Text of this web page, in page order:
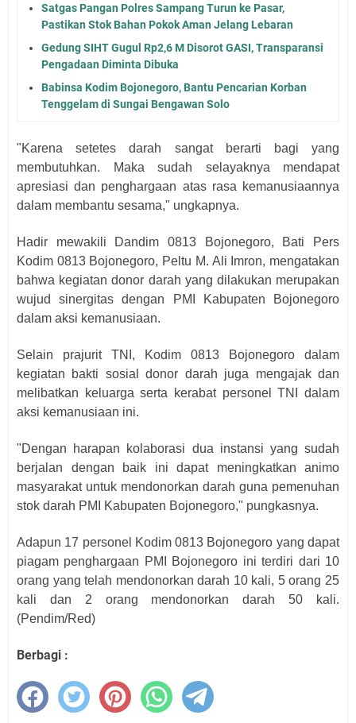
Satgas Pangan Polres Sampang Turun ke Pasar,
Pastikan Stok Bahan Pokok Aman Jelang Lebaran
Gedung SIHT Gugul Rp2,6 M Disorot GASI, Transparansi
Pengadaan Diminta Dibuka
Babinsa Kodim Bojonegoro, Bantu Pencarian Korban
Tenggelam di Sungai Bengawan Solo
"Karena setetes darah sangat berarti bagi yang
membutuhkan. Maka sudah selayaknya mendapat
apresiasi dan penghargaan atas rasa kemanusiaannya
dalam membantu sesama," ungkapnya.
Hadir mewakili Dandim 0813 Bojonegoro, Bati Pers
Kodim 0813 Bojonegoro, Peltu M. Ali Imron, mengatakan
bahwa kegiatan donor darah yang dilakukan merupakan
wujud sinergitas dengan PMI Kabupaten Bojonegoro
dalam aksi kemanusiaan.
Selain prajurit TNI, Kodim 0813 Bojonegoro dalam
kegiatan bakti sosial donor darah juga mengajak dan
melibatkan keluarga serta kerabat personel TNI dalam
aksi kemanusiaan ini.
"Dengan harapan kolaborasi dua instansi yang sudah
berjalan dengan baik ini dapat meningkatkan animo
masyarakat untuk mendonorkan darah guna pemenuhan
stok darah PMI Kabupaten Bojonegoro," pungkasnya.
Adapun 17 personel Kodim 0813 Bojonegoro yang dapat
piagam penghargaan PMI Bojonegoro ini terdiri dari 10
orang yang telah mendonorkan darah 10 kali, 5 orang 25
kali dan 2 orang mendonorkan darah 50 kali.
(Pendim/Red)
Berbagi :